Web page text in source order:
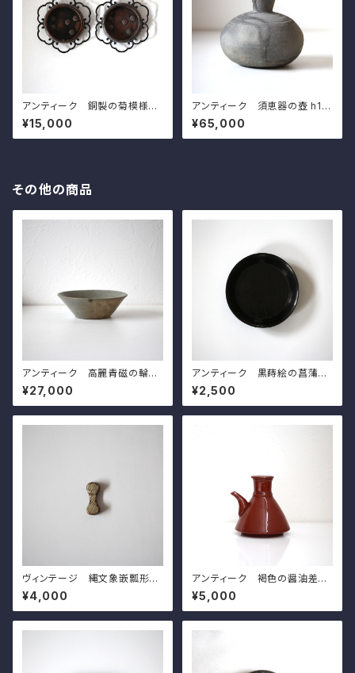
アンティーク 銅製の菊模様の
引手（一対）d8.8cm Antique
Japanese Copper Flower
Shaped Hikite Door Pull H
¥15,000
アンティーク 須恵器の壺 h15.
7cm Antique Japanese S
ue Stoneware Jar
¥65,000
その他の商品
アンティーク 高麗青磁の輪線
文の鉢 d13.9cm Antique K
orean Goryeo Celadon Bo
wl, Engraved Lines
¥27,000
アンティーク 黒蒔絵の菖蒲模
様の小皿（その８）d11.6cm A
ntique Japanese Lacquere
d Wooden Small Dish, Iris
¥2,500
ヴィンテージ 縄文象嵌瓢形箸
置 島岡達三 d4.5cm Rope
and Slip Inlaid Chopstick R
est, by Shomaoka Tatsuzo
¥4,000
アンティーク 褐色の醤油差し
珉平焼 h8.3cm Antique Ja
panese Brown Soy Sauce
Dispenser, Minpei Ware
¥5,000